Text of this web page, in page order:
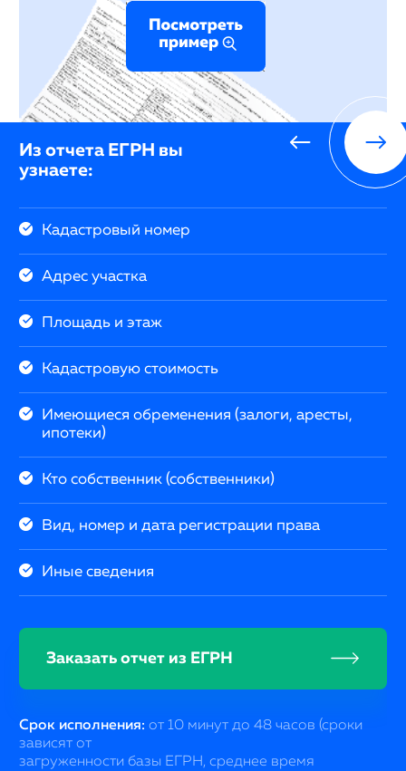
Из отчета ЕГРН вы
узнаете:
Кадастровый номер
Адрес участка
Площадь и этаж
Кадастровую стоимость
Имеющиеся обременения (залоги, аресты,
ипотеки)
Кто собственник (собственники)
Вид, номер и дата регистрации права
Иные сведения
Заказать отчет из ЕГРН
Срок исполнения: от 10 минут до 48 часов (сроки
зависят от
загруженности базы ЕГРН, среднее время